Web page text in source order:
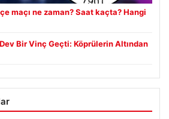
maçı ne zaman? Saat kaçta? Hangi
Bir Vinç Geçti: Köprülerin Altından